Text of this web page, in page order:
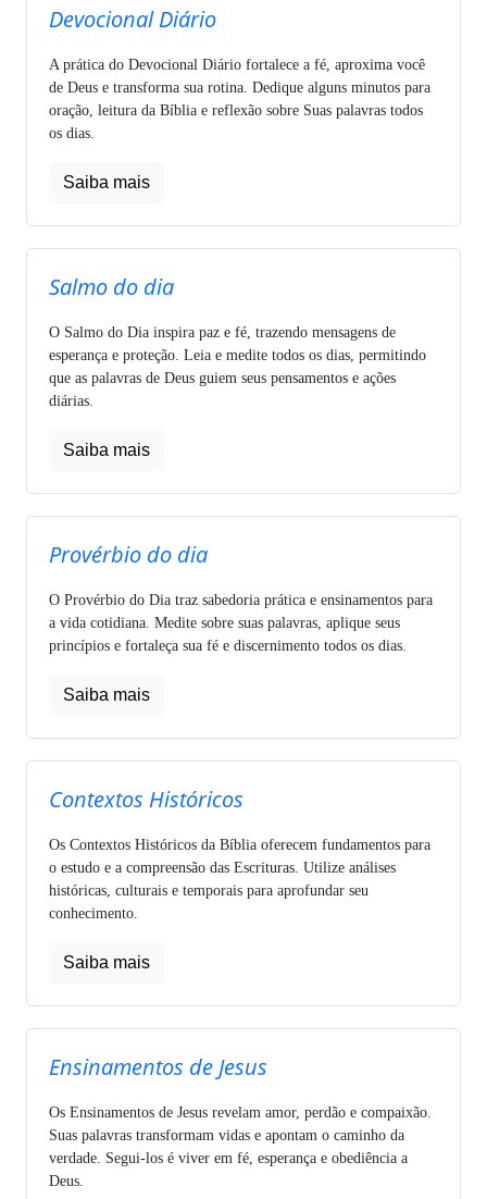
Devocional Diário
A prática do Devocional Diário fortalece a fé, aproxima você
de Deus e transforma sua rotina. Dedique alguns minutos para
oração, leitura da Bíblia e reflexão sobre Suas palavras todos
os dias.
Saiba mais
Salmo do dia
O Salmo do Dia inspira paz e fé, trazendo mensagens de
esperança e proteção. Leia e medite todos os dias, permitindo
que as palavras de Deus guiem seus pensamentos e ações
diárias.
Saiba mais
Provérbio do dia
O Provérbio do Dia traz sabedoria prática e ensinamentos para
a vida cotidiana. Medite sobre suas palavras, aplique seus
princípios e fortaleça sua fé e discernimento todos os dias.
Saiba mais
Contextos Históricos
Os Contextos Históricos da Bíblia oferecem fundamentos para
o estudo e a compreensão das Escrituras. Utilize análises
históricas, culturais e temporais para aprofundar seu
conhecimento.
Saiba mais
Ensinamentos de Jesus
Os Ensinamentos de Jesus revelam amor, perdão e compaixão.
Suas palavras transformam vidas e apontam o caminho da
verdade. Segui-los é viver em fé, esperança e obediência a
Deus.